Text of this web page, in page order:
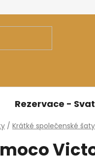
Collection
Rezervace -
/ Krátké společenské šaty